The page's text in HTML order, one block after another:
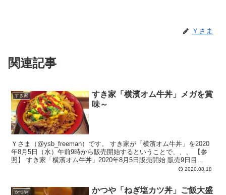
Ｙさま
関連記事
すき家
すき家「横濱オム牛丼」メガを賞
味～
Ｙさま（@ysb_freeman）です。 すき家が「横濱オム牛丼」を2020
年8月5日（水）午前9時から販売開始するということで、、、 【参
照】 すき家「横濱オム牛丼」2020年8月5日販売開始 販売9日目...
2020.08.18
かつや
かつや「ねぎ塩カツ丼」ご飯大盛